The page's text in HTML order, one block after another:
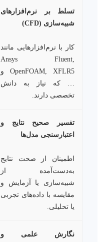
تسلط بر نرم‌افزارهای
شبیه‌سازی (CFD)
کار با نرم‌افزارهایی مانند
Ansys Fluent,
OpenFOAM, XFLR5 و
… که نیاز به دانش
تخصصی دارند.
تفسیر صحیح نتایج و
اعتبارسنجی مدل‌ها
اطمینان از صحت نتایج
به‌دست‌آمده از
شبیه‌سازی یا آزمایش و
مقایسه با داده‌های تجربی
یا تحلیلی.
نگارش علمی و